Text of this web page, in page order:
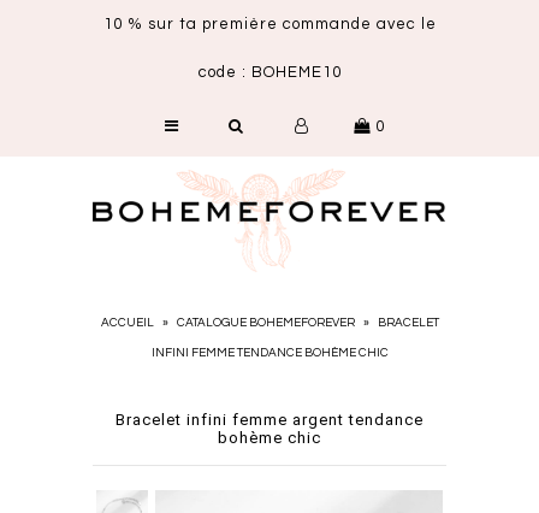
10 % sur ta première commande avec le
code : BOHEME10
0
ACCUEIL » CATALOGUE BOHEMEFOREVER » BRACELET
INFINI FEMME TENDANCE BOHÈME CHIC
Bracelet infini femme argent tendance
bohème chic
CARTE CADEAU